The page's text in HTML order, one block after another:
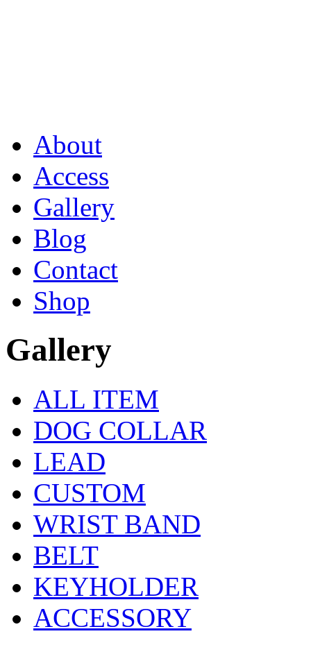
About
Access
Gallery
Blog
Contact
Shop
Gallery
ALL ITEM
DOG COLLAR
LEAD
CUSTOM
WRIST BAND
BELT
KEYHOLDER
ACCESSORY